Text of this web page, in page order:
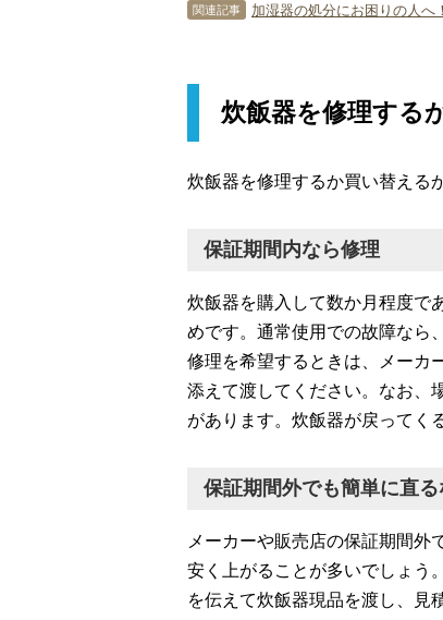
関連記事 加湿器の処分にお困りの人へ
炊飯器を修理する
炊飯器を修理するか買い替える
保証期間内なら修理
炊飯器を購入して数か月程度で
めです。通常使用での故障なら
修理を希望するときは、メーカ
添えて渡してください。なお、
があります。炊飯器が戻ってく
保証期間外でも簡単に直
メーカーや販売店の保証期間外
安く上がることが多いでしょう
を伝えて炊飯器現品を渡し、見